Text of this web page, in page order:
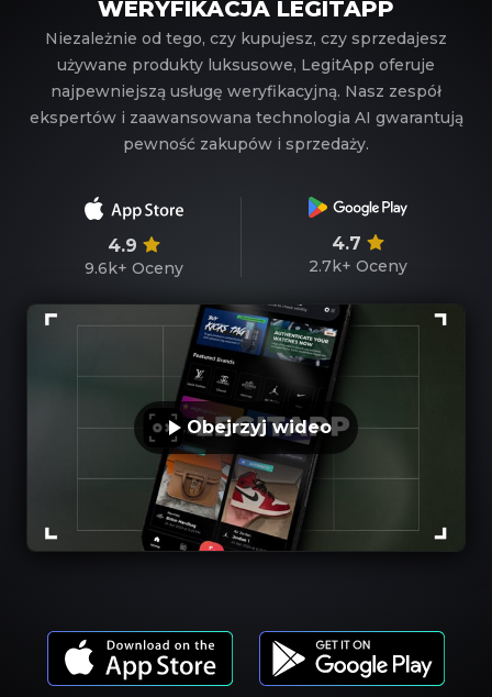
WERYFIKACJA LEGITAPP
Niezależnie od tego, czy kupujesz, czy sprzedajesz
używane produkty luksusowe, LegitApp oferuje
najpewniejszą usługę weryfikacyjną. Nasz zespół
ekspertów i zaawansowana technologia AI gwarantują
pewność zakupów i sprzedaży.
4.9
9.6k+ Oceny
4.7
2.7k+ Oceny
Obejrzyj wideo